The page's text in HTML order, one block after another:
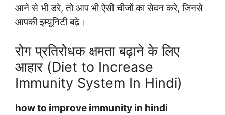
आने से भी डरे, तो आप भी ऐसी चीजों का सेवन करे, जिनसे
आपकी इम्यूनिटी बढ़े।
रोग प्रतिरोधक क्षमता बढ़ाने के लिए
आहार (Diet to Increase
Immunity System In Hindi)
how to improve immunity in hindi